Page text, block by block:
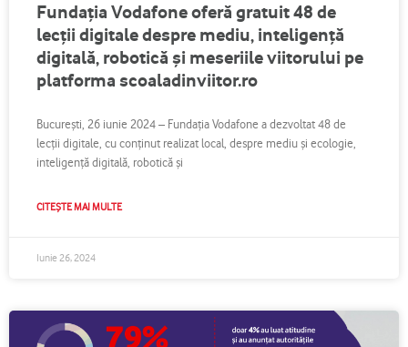
Fundația Vodafone oferă gratuit 48 de
lecții digitale despre mediu, inteligență
digitală, robotică și meseriile viitorului pe
platforma scoaladinviitor.ro
București, 26 iunie 2024 – Fundația Vodafone a dezvoltat 48 de
lecții digitale, cu conținut realizat local, despre mediu și ecologie,
inteligență digitală, robotică și
CITEȘTE MAI MULTE
Iunie 26, 2024